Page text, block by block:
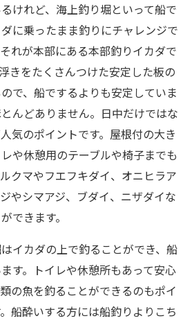
けれど、海上釣り堀といって船で
に乗ったまま釣りにチャレンジで
れが本部にある本部釣りイカダで
きをたくさんつけた安定した板の
で、船でするよりも安定していま
んどありません。日中だけではな
気のポイントです。屋根付の大き
や休憩用のテーブルや椅子までも
クマやフエフキダイ、オニヒラア
やシマアジ、ブダイ、ニザダイな
できます。
イカダの上で釣ることができ、船
す。トイレや休憩所もあって安心
の魚を釣ることができるのもポイ
船酔いする方には船釣りよりこち